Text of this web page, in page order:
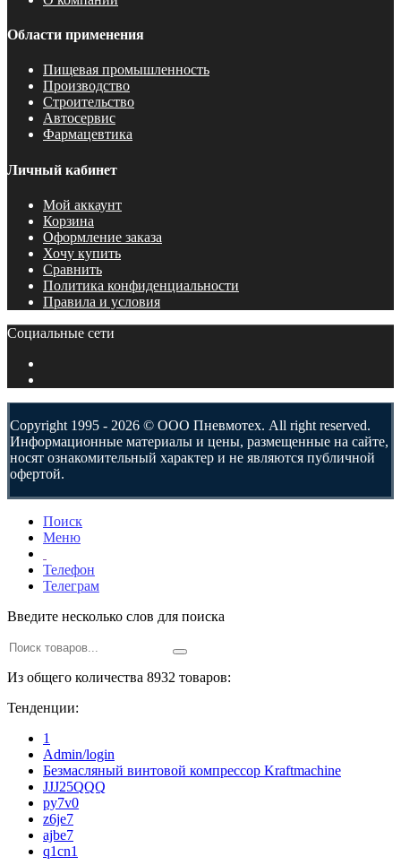
Области применения
Пищевая промышленность
Производство
Строительство
Автосервис
Фармацевтика
Личный кабинет
Мой аккаунт
Корзина
Оформление заказа
Хочу купить
Сравнить
Политика конфиденциальности
Правила и условия
Социальные сети
Copyright 1995 - 2026 © ООО Пневмотех. All right reserved.
Информационные материалы и цены, размещенные на сайте,
носят ознакомительный характер и не являются публичной
офертой.
Поиск
Меню
Телефон
Телеграм
Введите несколько слов для поиска
Из общего количества 8932 товаров:
Тенденции:
1
Admin/login
Безмасляный винтовой компрессор Kraftmaсhine
JJJ25QQQ
py7v0
z6je7
ajbe7
q1cn1